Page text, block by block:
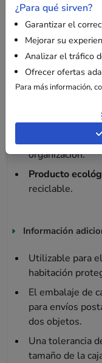
Ventajas
Protección
absorción de
Solidez: Capaz
su estructura
Practicidad:
palets con
organización.
Producto
reciclable.
Información
Utilizable para
habitación
El embalaje de
para envíos
dos objetos.
Una tolerancia
tamaño de la
¿Para qué sirven?
Garantizar el
Mejorar su
Analizar el tráfico
Ofrecer ofertas
Para más información,